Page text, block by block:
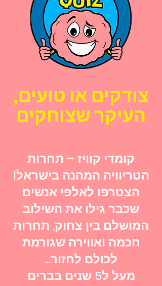
,צודקים או טועים
העיקר שצוחקים
קומדי קוויז – תחרות
הטריוויה המהנה בישראל!
הצטרפו לאלפי אנשים
שכבר גילו את השילוב
המושלם בין צחוק, תחרות
חכמה ואווירה שגורמת
לכולם לחזור...
מעל ל5 שנים בברים